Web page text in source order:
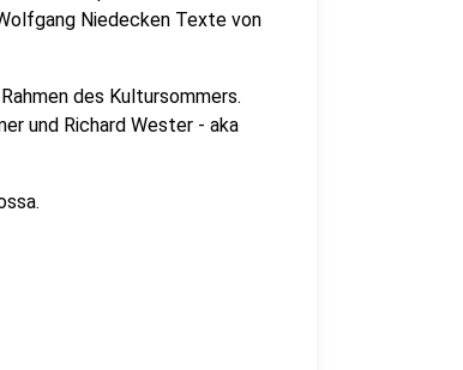
Niedecken Texte von
des Kultursommers.
und Richard Wester - aka